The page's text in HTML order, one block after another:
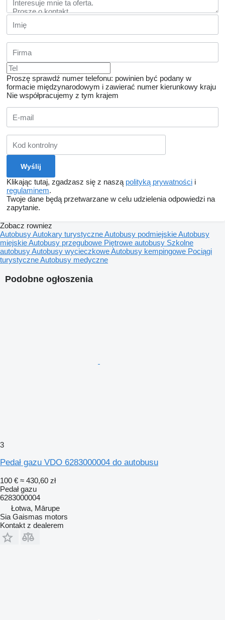
Proszę sprawdź numer telefonu: powinien być podany w
formacie międzynarodowym i zawierać numer kierunkowy kraju
Nie współpracujemy z tym krajem
Klikając tutaj, zgadzasz się z naszą polityką prywatności i
regulaminem.
Twoje dane będą przetwarzane w celu udzielenia odpowiedzi na
zapytanie.
Podobne ogłoszenia
3
Pedał gazu VDO 6283000004 do autobusu
100 € ≈ 430,60 zł
Pedał gazu
6283000004
Łotwa, Mārupe
Sia Gaismas motors
Kontakt z dealerem
Zobacz rowniez
AutobusyAutokary turystyczneAutobusy podmiejskieAutobusy
miejskieAutobusy przegubowe Piętrowe autobusy Szkolne
autobusyAutobusy wycieczkoweAutobusy kempingowe Pociągi
turystyczneAutobusy medyczne